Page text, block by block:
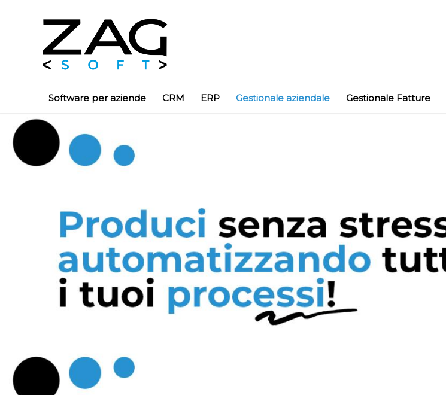
Software per aziende CRM ERP Gestionale aziendale Gestionale Fatture